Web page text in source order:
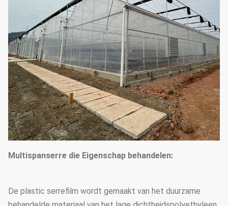
Multispanserre die Eigenschap behandelen:
De plastic serrefilm wordt gemaakt van het duurzame